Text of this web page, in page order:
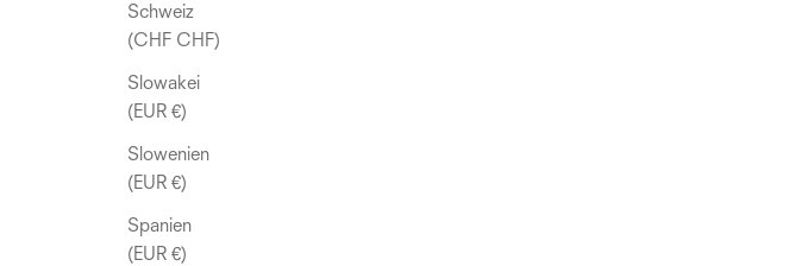
Schweiz
(CHF CHF)
Slowakei
(EUR €)
Slowenien
(EUR €)
Spanien
(EUR €)